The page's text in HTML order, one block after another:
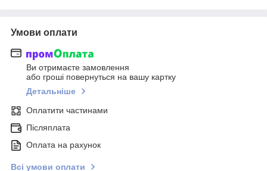
Умови оплати
Ви отримаєте замовлення
або гроші повернуться на вашу картку
Детальніше
Оплатити частинами
Післяплата
Оплата на рахунок
Всі умови оплати